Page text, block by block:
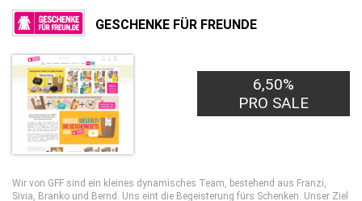
GESCHENKE FÜR FREUNDE
6,50%
PRO SALE
Wir von GFF sind ein kleines dynamisches Team, bestehend aus Franzi,
Sivia, Branko und Bernd. Uns eint die Begeisterung fürs Schenken. Unser Ziel